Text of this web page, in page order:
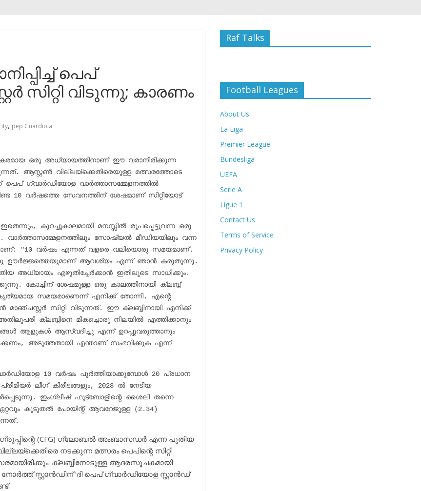
പെപ്
സിറ്റി വിടുന്നു; കാരണം
, pep Guardiola
ഒരു അധ്യായത്തിനാണ് ഈ വരാനിരിക്കുന്ന
മത്സരത്തോടെ
പെപ് ഗ്വാർഡിയോള വാർത്താസമ്മേളനത്തിൽ
10 വർഷത്തെ സേവനത്തിന് ശേഷമാണ് സിറ്റിയോട്
കുറച്ചുകാലമായി മനസ്സിൽ രൂപപ്പെട്ടുവന്ന ഒരു
വാർത്താസമ്മേളനത്തിലും സോഷ്യൽ മീഡിയയിലും വന്ന
"10 വർഷം എന്നത് വളരെ വലിയൊരു സമയമാണ്.
ഊർജ്ജത്തെയുമാണ് ആവശ്യം എന്ന് ഞാൻ കരുതുന്നു.
അധ്യായം എഴുതിച്ചേർക്കാൻ ഇതിലൂടെ സാധിക്കും.
കോച്ചിന് ശേഷമുള്ള ഒരു കാലത്തിനായി ക്ലബ്ബ്
സമയമാണെന്ന് എനിക്ക് തോന്നി. എന്റെ
സിറ്റി വിടുന്നത്. ഈ ക്ലബ്ബിനായി എനിക്ക്
ക്ലബ്ബിനെ മികച്ചൊരു നിലയിൽ എത്തിക്കാനും
ആളുകൾ ആസ്വദിച്ചു എന്ന് ഉറപ്പുവരുത്താനും
അടുത്തതായി എന്താണ് സംഭവിക്കുക എന്ന്
10 വർഷം പൂർത്തിയാക്കുമ്പോൾ 20 പ്രധാന
ലീഗ് കിരീടങ്ങളും, 2023-ൽ നേടിയ
ഇംഗ്ലീഷ് ഫുട്ബോളിന്റെ ശൈലി തന്നെ
ഏറ്റവും കൂടുതൽ പോയിന്റ് ആവറേജുള്ള (2.34)
ഗ്രൂപ്പിന്റെ (CFG) ഗ്ലോബൽ അംബാസഡർ എന്ന പുതിയ
നടക്കുന്ന മത്സരം പെപിന്റെ സിറ്റി
ക്ലബ്ബിനോടുള്ള ആദരസൂചകമായി
സ്റ്റാൻഡിന് ‘ദി പെപ് ഗ്വാർഡിയോള സ്റ്റാൻഡ്’
Raf Talks
Football Leagues
About Us
La Liga
Premier League
Bundesliga
UEFA
Serie A
Ligue 1
Contact Us
Terms of Service
Privacy Policy